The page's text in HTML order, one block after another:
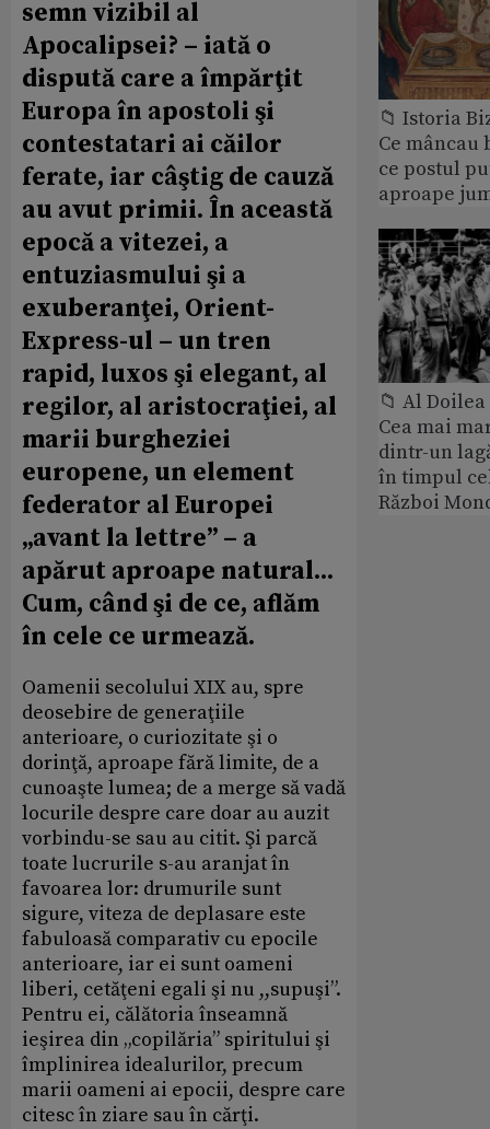
semn vizibil al
Apocalipsei? – iată o
dispută care a împărţit
Europa în apostoli şi
contestatari ai căilor
ferate, iar câştig de cauză
au avut primii. În această
epocă a vitezei, a
entuziasmului şi a
exuberanţei, Orient-
Express-ul – un tren
rapid, luxos şi elegant, al
regilor, al aristocraţiei, al
marii burgheziei
europene, un element
federator al Europei
„avant la lettre” – a
apărut aproape natural...
Cum, când şi de ce, aflăm
în cele ce urmează.
Oamenii secolului XIX au, spre
deosebire de generaţiile
anterioare, o curiozitate şi o
dorinţă, aproape fără limite, de a
cunoaşte lumea; de a merge să vadă
locurile despre care doar au auzit
vorbindu-se sau au citit. Şi parcă
toate lucrurile s-au aranjat în
favoarea lor: drumurile sunt
sigure, viteza de deplasare este
fabuloasă comparativ cu epocile
anterioare, iar ei sunt oameni
liberi, cetăţeni egali şi nu ,,supuşi”.
Pentru ei, călătoria înseamnă
ieşirea din „copilăria” spiritului şi
împlinirea idealurilor, precum
marii oameni ai epocii, despre care
citesc în ziare sau în cărţi.
📁 Istoria
Ce
ce postul
aproape
📁 Al
Cea mai
dintr-un
în timpul
Război